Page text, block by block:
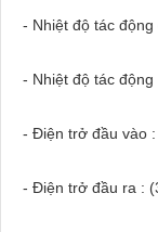
- Nhiệt độ tác
- Nhiệt độ tác
- Điện trở đầu vào
- Điện trở đầu ra :